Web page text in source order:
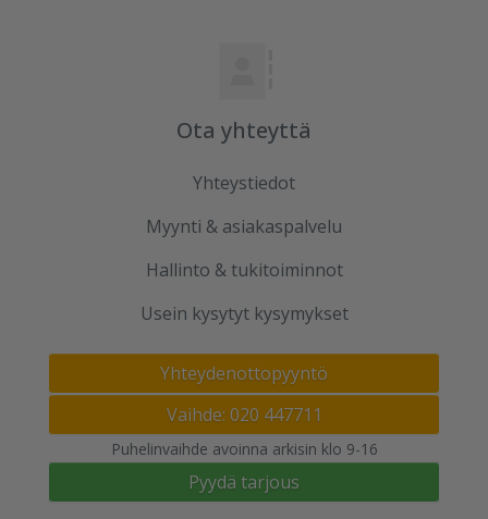
Ota yhteyttä
Yhteystiedot
Myynti & asiakaspalvelu
Hallinto & tukitoiminnot
Usein kysytyt kysymykset
Yhteydenottopyyntö
Vaihde: 020 447711
Puhelinvaihde avoinna arkisin klo 9-16
Pyydä tarjous